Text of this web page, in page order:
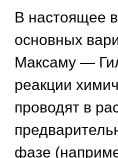
В настоящее
основных
Максаму —
реакции
проводят в
фазе